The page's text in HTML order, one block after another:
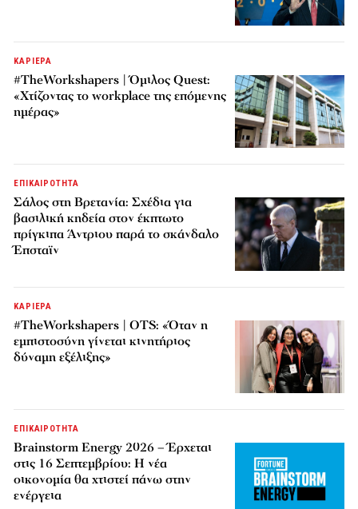
ΚΑΡΙΕΡΑ
#TheWorkshapers | Όμιλος Quest:
«Χτίζοντας το workplace της επόμενης
ημέρας»
ΕΠΙΚΑΙΡΟΤΗΤΑ
Σάλος στη Βρετανία: Σχέδια για
βασιλική κηδεία στον έκπτωτο
πρίγκιπα Άντριου παρά το σκάνδαλο
Έπσταϊν
ΚΑΡΙΕΡΑ
#TheWorkshapers | OTS: «Όταν η
εμπιστοσύνη γίνεται κινητήριος
δύναμη εξέλιξης»
ΕΠΙΚΑΙΡΟΤΗΤΑ
Brainstorm Energy 2026 – Έρχεται
στις 16 Σεπτεμβρίου: Η νέα
οικονομία θα χτιστεί πάνω στην
ενέργεια